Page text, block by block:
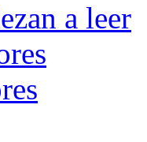
a leer